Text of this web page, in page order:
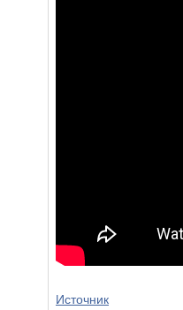
Источник